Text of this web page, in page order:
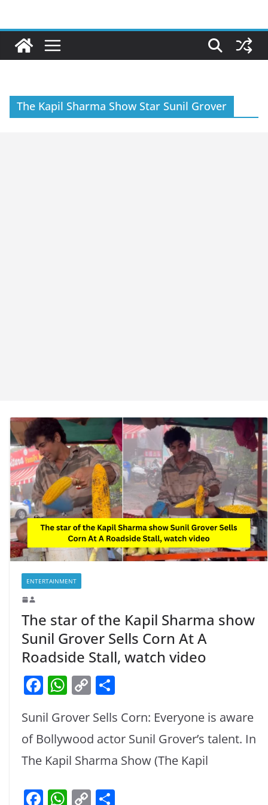
content
The Kapil Sharma Show Star Sunil Grover
ENTERTAINMENT
The star of the Kapil Sharma show
Sunil Grover Sells Corn At A
Roadside Stall, watch video
F
c
e
b
W
at
s
A
C
p
y
Li
ar
e
Sunil Grover Sells Corn: Everyone is aware
of Bollywood actor Sunil Grover’s talent. In
The Kapil Sharma Show (The Kapil
F W C